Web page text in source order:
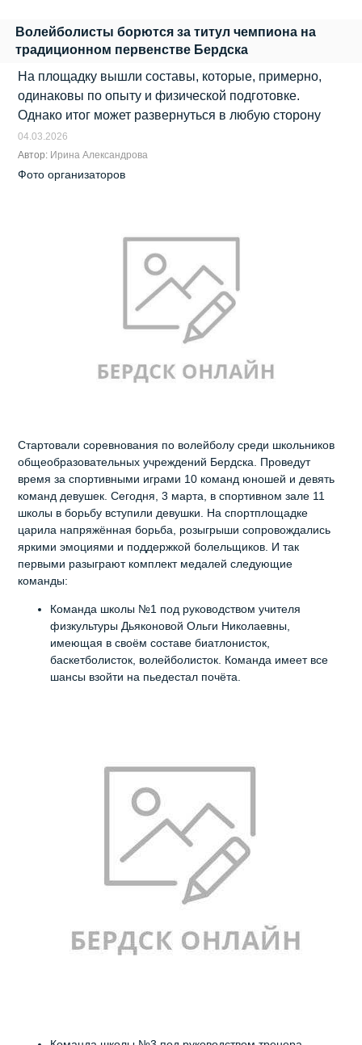
Волейболисты борются за титул чемпиона на
традиционном первенстве Бердска
На площадку вышли составы, которые, примерно,
одинаковы по опыту и физической подготовке.
Однако итог может развернуться в любую сторону
04.03.2026
Автор: Ирина Александрова
Фото организаторов
Стартовали соревнования по волейболу среди школьников
общеобразовательных учреждений Бердска. Проведут
время за спортивными играми 10 команд юношей и девять
команд девушек. Сегодня, 3 марта, в спортивном зале 11
школы в борьбу вступили девушки. На спортплощадке
царила напряжённая борьба, розыгрыши сопровождались
яркими эмоциями и поддержкой болельщиков. И так
первыми разыграют комплект медалей следующие
команды:
Команда школы №1 под руководством учителя
физкультуры Дьяконовой Ольги Николаевны,
имеющая в своём составе биатлонисток,
баскетболисток, волейболисток. Команда имеет все
шансы взойти на пьедестал почёта.